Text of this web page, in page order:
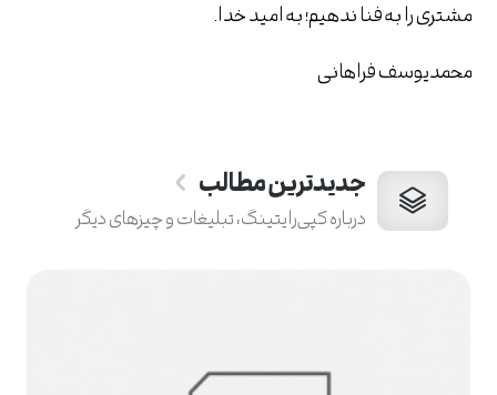
مشتری را به فنا ندهیم؛ به امید خدا.
محمدیوسف فراهانی
جدیدترین مطالب
درباره کپی‌رایتینگ، تبلیغات و چیزهای دیگر